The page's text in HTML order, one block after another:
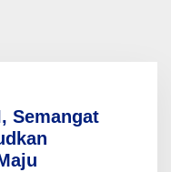
Semangat